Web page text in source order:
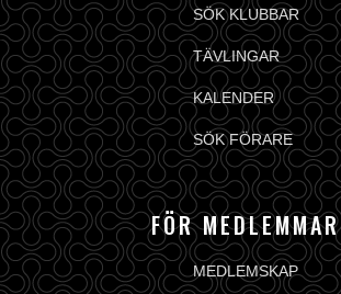
SÖK KLUBBAR
TÄVLINGAR
KALENDER
SÖK FÖRARE
FÖR MEDLEMMAR
MEDLEMSKAP